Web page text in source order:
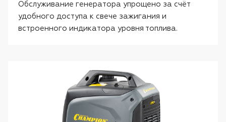
Обслуживание генератора упрощено за счёт
удобного доступа к свече зажигания и
встроенного индикатора уровня топлива.